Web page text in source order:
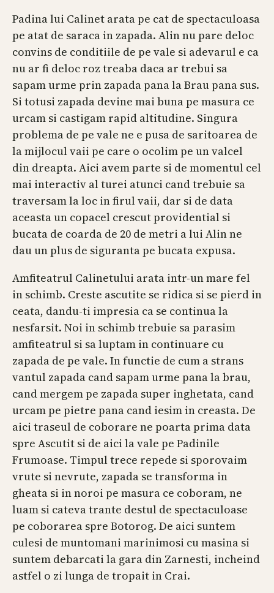
Padina lui Calinet arata pe cat de spectaculoasa
pe atat de saraca in zapada. Alin nu pare deloc
convins de conditiile de pe vale si adevarul e ca
nu ar fi deloc roz treaba daca ar trebui sa
sapam urme prin zapada pana la Brau pana sus.
Si totusi zapada devine mai buna pe masura ce
urcam si castigam rapid altitudine. Singura
problema de pe vale ne e pusa de saritoarea de
la mijlocul vaii pe care o ocolim pe un valcel
din dreapta. Aici avem parte si de momentul cel
mai interactiv al turei atunci cand trebuie sa
traversam la loc in firul vaii, dar si de data
aceasta un copacel crescut providential si
bucata de coarda de 20 de metri a lui Alin ne
dau un plus de siguranta pe bucata expusa.
Amfiteatrul Calinetului arata intr-un mare fel
in schimb. Creste ascutite se ridica si se pierd in
ceata, dandu-ti impresia ca se continua la
nesfarsit. Noi in schimb trebuie sa parasim
amfiteatrul si sa luptam in continuare cu
zapada de pe vale. In functie de cum a strans
vantul zapada cand sapam urme pana la brau,
cand mergem pe zapada super inghetata, cand
urcam pe pietre pana cand iesim in creasta. De
aici traseul de coborare ne poarta prima data
spre Ascutit si de aici la vale pe Padinile
Frumoase. Timpul trece repede si sporovaim
vrute si nevrute, zapada se transforma in
gheata si in noroi pe masura ce coboram, ne
luam si cateva trante destul de spectaculoase
pe coborarea spre Botorog. De aici suntem
culesi de muntomani marinimosi cu masina si
suntem debarcati la gara din Zarnesti, incheind
astfel o zi lunga de tropait in Crai.